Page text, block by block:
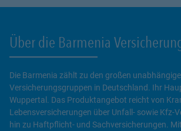
Über die Barmenia
Die Barmenia zählt zu den großen
Versicherungsgruppen in Deutschland. Ihr
Wuppertal. Das Produktangebot reicht von
Lebensversicherungen über Unfall- sowie Kfz-
hin zu Haftpflicht- und Sachversicherungen.